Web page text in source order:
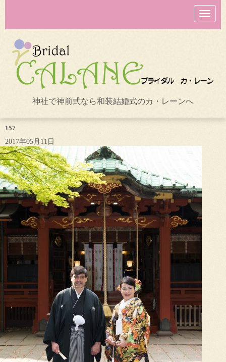
N
a
v
o
n
神社で神前式なら和装結婚式のカ・レーンへ
157
2017年05月11日